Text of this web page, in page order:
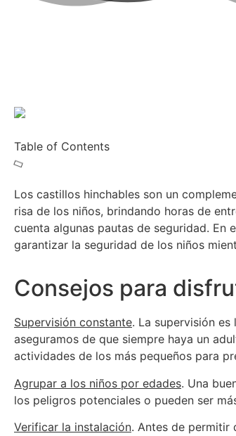
Table of Contents
Los castillos hinchables son un
risa de los niños, brindando horas de
cuenta algunas pautas de seguridad. En
garantizar la seguridad de los niños
Consejos para
Supervisión constante. La supervisión
aseguramos de que siempre haya un
actividades de los más pequeños para
Agrupar a los niños por edades. Una
los peligros potenciales o pueden ser
Verificar la instalación. Antes de permitir